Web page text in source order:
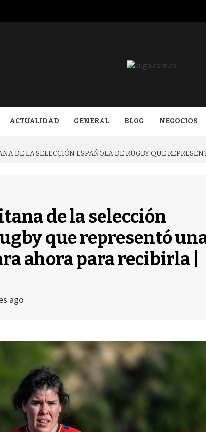
ACTUALIDAD GENERAL BLOG NEGOCIOS
DE LA SELECCIÓN ESPAÑOLA DE RUGBY QUE
de la selección
que representó
ahora para recibirla |
ago